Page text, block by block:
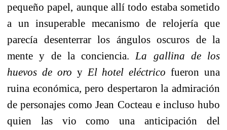
pequeño papel, aunque allí todo estaba sometido
a un insuperable mecanismo de relojería que
parecía desenterrar los ángulos oscuros de la
mente y de la conciencia. La gallina de los
huevos de oro yEl hotel eléctrico fueron una
ruina económica, pero despertaron la admiración
de personajes como Jean Cocteau e incluso hubo
quien las vio como una anticipación del